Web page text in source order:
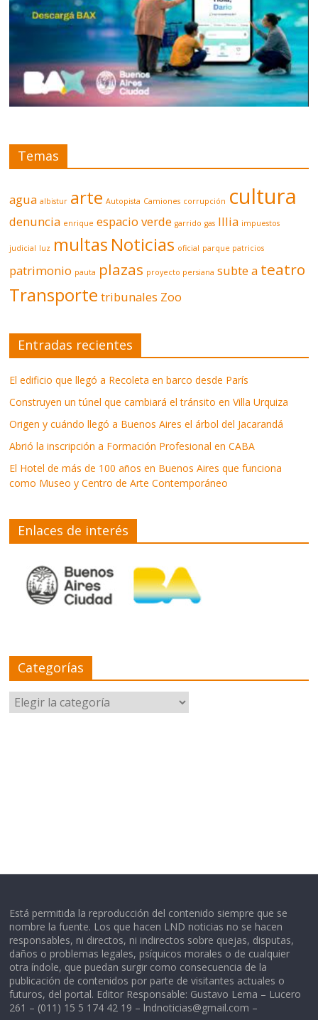
Temas
agua albistur arte Autopista Camiones corrupción cultura
denuncia enrique espacio verde garrido gas Illia impuestos
judicial luz multas Noticias oficial parque patricios
patrimonio pauta plazas proyecto persiana subte a teatro
Transporte tribunales Zoo
Entradas recientes
El edificio que llegó a Recoleta en barco desde París
Construyen un túnel que cambiará el tránsito en Villa Urquiza
Origen y cuándo llegó a Buenos Aires el árbol del Jacarandá
Abrió la inscripción a Formación Profesional en CABA
El Hotel de más de 100 años en Buenos Aires que funciona
como Museo y Centro de Arte Contemporáneo
Enlaces de interés
Categorías
Categorías
Está permitida la reproducción del contenido siempre que se
nombre la fuente. Los que hacen LND noticias no se hacen
responsables, ni directos, ni indirectos sobre quejas, disputas,
daños o problemas legales, psíquicos morales o de cualquier
otra índole, que puedan surgir como consecuencia de la
publicación de contenidos por parte de visitantes actuales o
futuros, del portal. Editor Responsable: Gustavo Lema – Lucero
261 – (011) 15 5 174 42 19 – lndnoticias@gmail.com –